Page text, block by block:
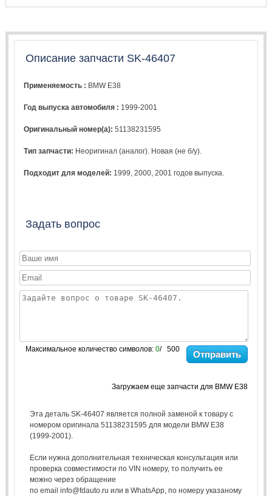
Описание запчасти SK-46407
Применяемость : BMW E38
Год выпуска автомобиля : 1999-2001
Оригинальный номер(а):51138231595
Тип запчасти: Неоригинал (аналог). Новая (не б/у).
Подходит для моделей: 1999 ,2000 ,2001 годов выпуска.
Задать вопрос
Максимальное количество символов: 0/ 500 Отправить
Загружаем еще запчасти для BMW E38
Эта деталь SK-46407 является полной заменой к товару с
номером оригинала 51138231595 для модели BMW E38
(1999-2001).
Если нужна дополнительная техническая консультация или
проверка совместимости по VIN номеру, то получить ее
можно через обращение
по email info@fdauto.ru или в WhatsApp, по номеру указаному